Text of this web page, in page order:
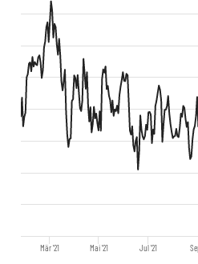
Mär '21 Mai '21 Jul '21